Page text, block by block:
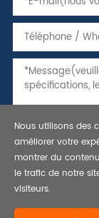
Copyright © 2021
Nous utilisons des
améliorer votre
montrer du
le trafic de notre
visiteurs.